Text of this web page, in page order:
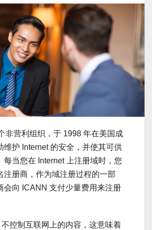
非营利组织，于 1998 年在美国成
维护 Internet 的安全，并使其可供
每当您在 Internet 上注册域时，您
注册商，作为域注册过程的一部
会向 ICANN 支付少量费用来注册
控制互联网上的内容，这意味着